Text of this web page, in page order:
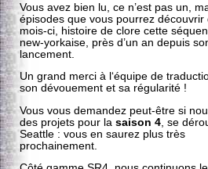
Vous avez bien lu, ce n’est pas un,
épisodes que vous pourrez découvrir
mois-ci, histoire de clore cette
new-yorkaise, près d’un an depuis
lancement.
Un grand merci à l‘équipe de
son dévouement et sa régularité !
Vous vous demandez peut-être si
des projets pour la saison 4 , se
Seattle : vous en saurez plus très
prochainement.